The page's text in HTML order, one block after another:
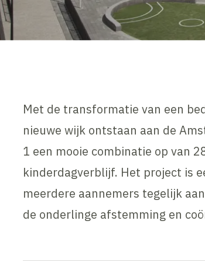
Met de transformatie van een
nieuwe wijk ontstaan aan de
1 een mooie combinatie op van
kinderdagverblijf. Het project is
meerdere aannemers tegelijk
de onderlinge afstemming en